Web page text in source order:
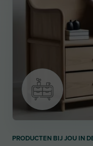
PRODUCTEN BIJ JOU IN